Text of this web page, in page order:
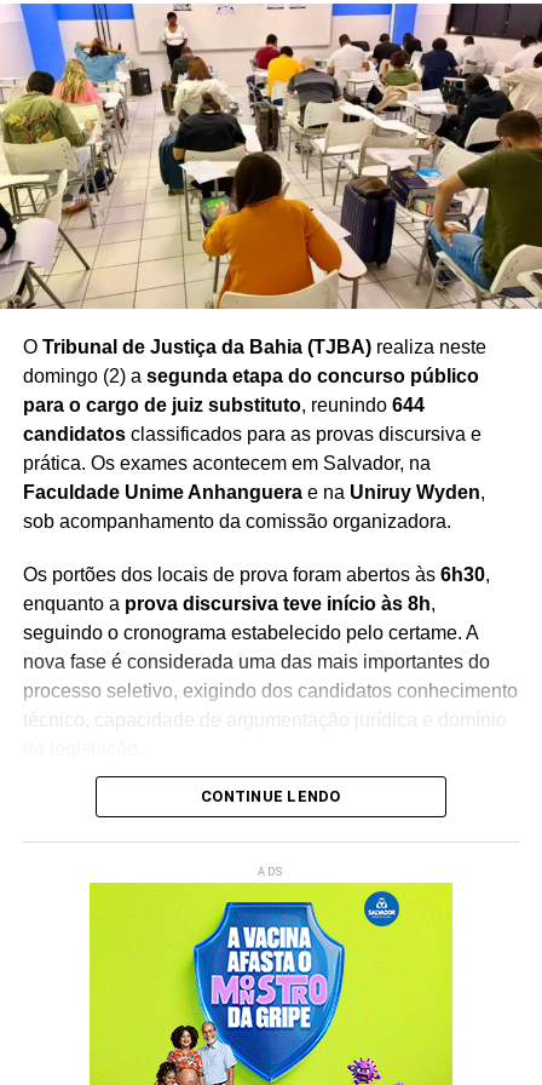
grande volume e também para o abastecimento diário
das famílias.
A inauguração reforça o avanço da rede no Nordeste
e demonstra a aposta da empresa no potencial
econômico da Bahia, estado que vem recebendo novos
investimentos do setor supermercadista nos últimos anos.
Redação Saiba+
O Tribunal de Justiça da Bahia (TJBA)realiza neste
domingo (2) a segunda etapa do concurso público
para o cargo de juiz substituto, reunindo 644
candidatosclassificados para as provas discursiva e
prática. Os exames acontecem em Salvador, na
Faculdade Unime Anhanguerae na Uniruy Wyden,
sob acompanhamento da comissão organizadora.
Os portões dos locais de prova foram abertos às 6h30,
enquanto a prova discursiva teve início às 8h,
seguindo o cronograma estabelecido pelo certame. A
nova fase é considerada uma das mais importantes do
processo seletivo, exigindo dos candidatos conhecimento
técnico, capacidade de argumentação jurídica e domínio
Juíza Assessora Especial da Presidência I –
acompanha presencialmente a aplicação das provas.
Segundo a magistrada, o andamento do exame ocorre
dentro da normalidade e reflete o compromisso
institucional com o fortalecimento do Poder Judiciário
“É um compromisso institucional com a melhoria da
CONTINUE LENDO
ADS